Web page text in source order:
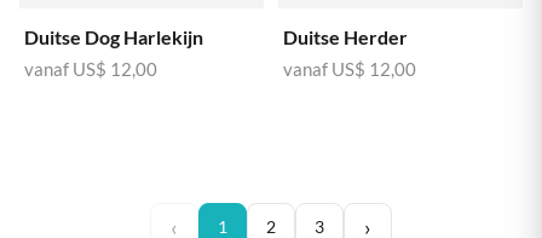
Duitse Dog Harlekijn
vanaf US$ 12,00
Duitse Herder
vanaf US$ 12,00
‹ 1 2 3 ›